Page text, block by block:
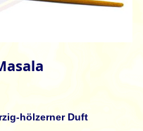
hölzerner Duft